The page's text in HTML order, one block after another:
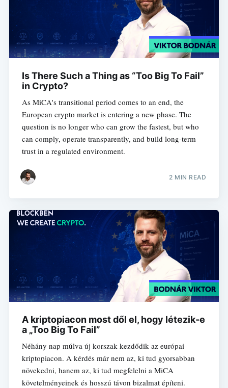
Is There Such a Thing as “Too Big To Fail”
in Crypto?
As MiCA's transitional period comes to an end, the
European crypto market is entering a new phase. The
question is no longer who can grow the fastest, but who
can comply, operate transparently, and build long-term
trust in a regulated environment.
2 MIN READ
A kriptopiacon most dől el, hogy létezik-e
a „Too Big To Fail”
Néhány nap múlva új korszak kezdődik az európai
kriptopiacon. A kérdés már nem az, ki tud gyorsabban
növekedni, hanem az, ki tud megfelelni a MiCA
követelményeinek és hosszú távon bizalmat építeni.